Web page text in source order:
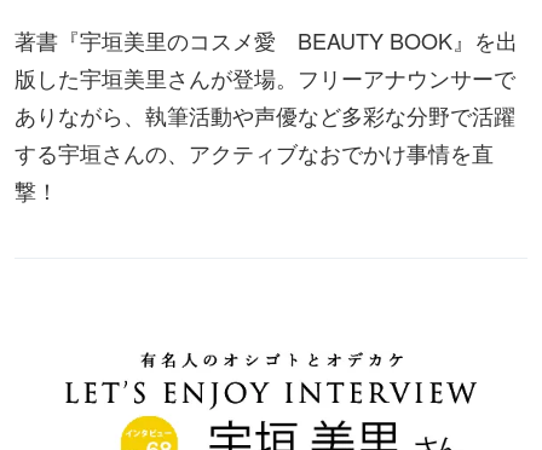
著書『宇垣美里のコスメ愛 BEAUTY BOOK』を出
版した宇垣美里さんが登場。フリーアナウンサーで
ありながら、執筆活動や声優など多彩な分野で活躍
する宇垣さんの、アクティブなおでかけ事情を直
撃！